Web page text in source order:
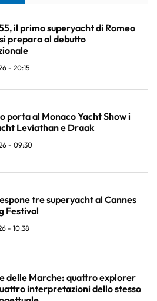
il primo superyacht di Romeo
prepara al debutto
- 20:15
porta al Monaco Yacht Show i
Leviathan e Draak
- 09:30
tre superyacht al Cannes
Festival
- 10:38
delle Marche: quattro explorer
interpretazioni dello stesso